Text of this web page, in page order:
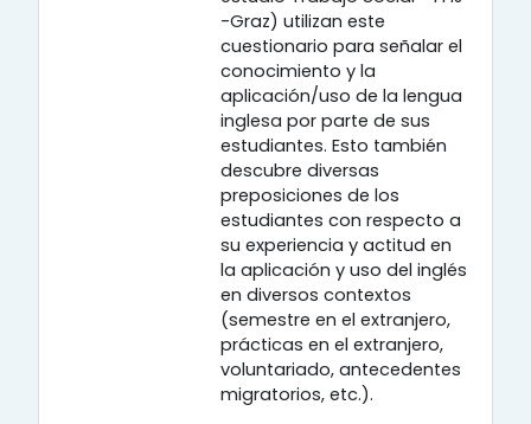
-Graz) utilizan este
cuestionario para señalar el
conocimiento y la
aplicación/uso de la lengua
inglesa por parte de sus
estudiantes. Esto también
descubre diversas
preposiciones de los
estudiantes con respecto a
su experiencia y actitud en
la aplicación y uso del inglés
en diversos contextos
(semestre en el extranjero,
prácticas en el extranjero,
voluntariado, antecedentes
migratorios, etc.).